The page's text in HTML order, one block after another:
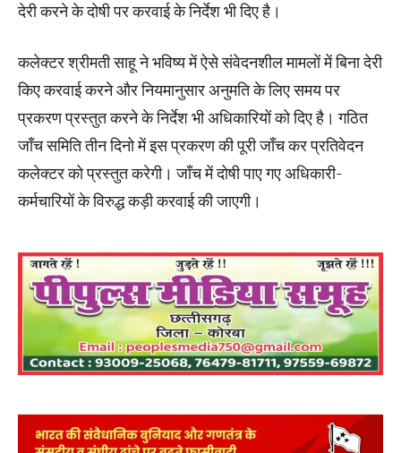
देरी करने के दोषी पर करवाई के निर्देश भी दिए है।
कलेक्टर श्रीमती साहू ने भविष्य में ऐसे संवेदनशील मामलों में बिना देरी
किए करवाई करने और नियमानुसार अनुमति के लिए समय पर
प्रकरण प्रस्तुत करने के निर्देश भी अधिकारियों को दिए है। गठित
जाँच समिति तीन दिनो में इस प्रकरण की पूरी जाँच कर प्रतिवेदन
कलेक्टर को प्रस्तुत करेगी। जाँच में दोषी पाए गए अधिकारी-
कर्मचारियों के विरुद्ध कड़ी करवाई की जाएगी।